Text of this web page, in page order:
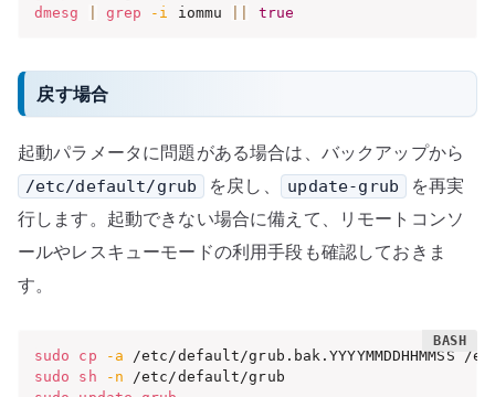
dmesg
grep -i iommu true
戻す場合
起動パラメータに問題がある場合は、バックアップから
/etc/default/grub を戻し、 update-grub
を再実
行します。起動できない場合に備えて、リモートコンソ
ールやレスキューモードの利用手段も確認しておきま
す。
sudo cp
-a
sudo
sh -n